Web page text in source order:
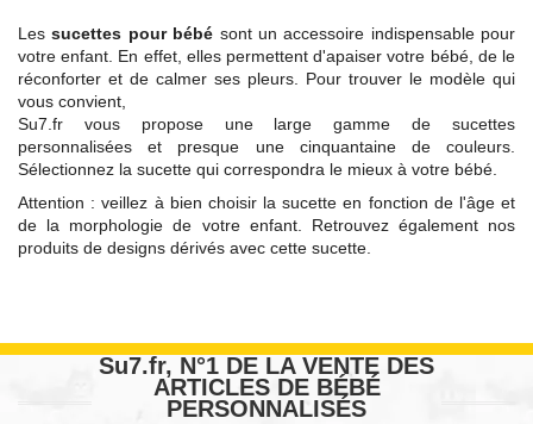
Lessucettes pour bébé sont un accessoire indispensable pour
votre enfant. En effet, elles permettent d'apaiser votre bébé, de le
réconforter et de calmer ses pleurs. Pour trouver le modèle qui
vous convient,
Su7.fr vous propose une large gamme de sucettes
personnalisées et presque une cinquantaine de couleurs.
Sélectionnez la sucette qui correspondra le mieux à votre bébé.
Attention : veillez à bien choisir la sucette en fonction de l'âge et
de la morphologie de votre enfant. Retrouvez également nos
produits de designs dérivés avec cette sucette.
Su7.fr, N°1 DE LA VENTE DES
ARTICLES DE BÉBÉ
PERSONNALISÉS